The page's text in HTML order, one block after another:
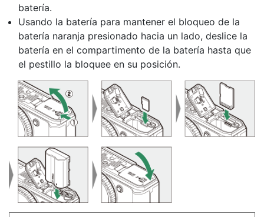
batería.
Usando la batería para mantener el bloqueo de la
batería naranja presionado hacia un lado, deslice la
batería en el compartimento de la batería hasta que
el pestillo la bloquee en su posición.